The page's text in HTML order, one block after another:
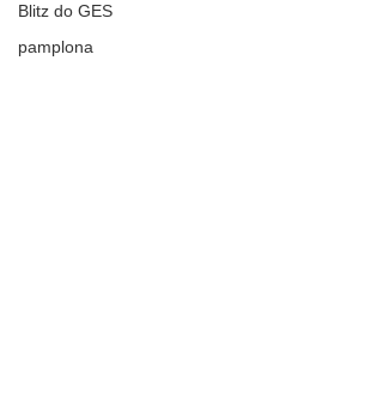
Blitz do GES
pamplona